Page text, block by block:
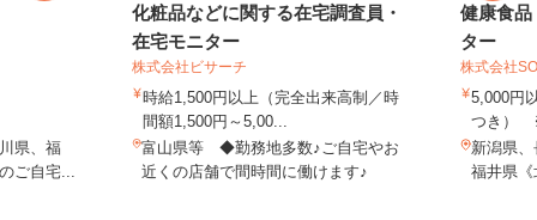
県、福
ご自宅...
化粧品などに関する在宅調査員・
在宅モニター
株式会社ビサーチ
時給1,500円以上（完全出来高制／時
間額1,500円～5,00...
富山県等 ◆勤務地多数♪ご自宅やお
近くの店舗で間時間に働けます♪
健康食品
ター
株式会社
5,000円
つき）
新潟県
福井県